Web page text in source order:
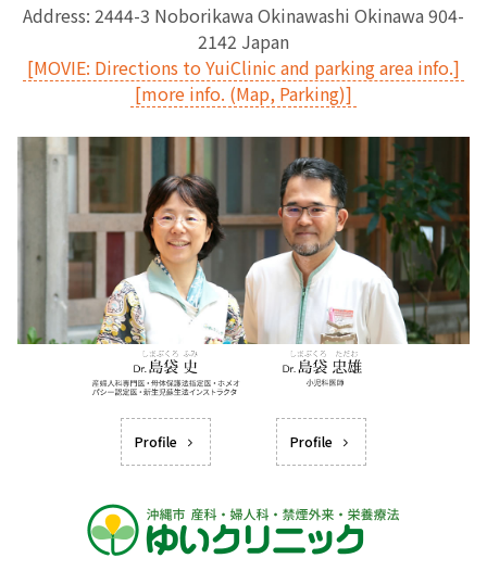
Address: 2444-3 Noborikawa Okinawashi Okinawa 904-
2142 Japan
[MOVIE: Directions to YuiClinic and parking area info.]
[more info. (Map, Parking)]
Profile Profile